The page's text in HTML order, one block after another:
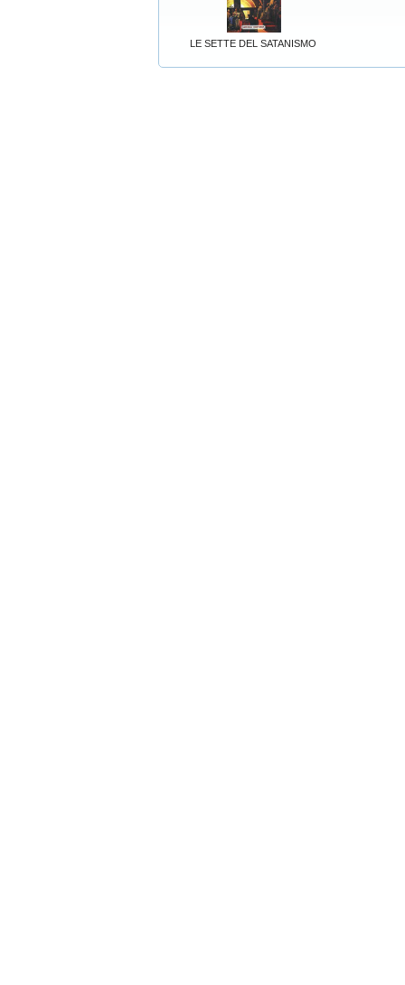
LE SETTE DEL SATANISMO